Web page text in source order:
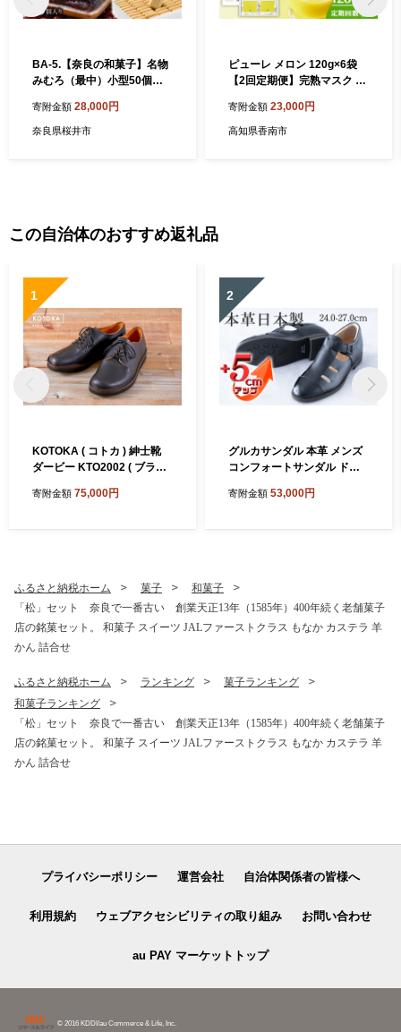
BA-5.【奈良の和菓子】名物
みむろ（最中）小型50個入
なか 最中 あずき 小豆 大納言
小豆 三諸 みむろ
寄附金額 28,000円
奈良県桜井市
ピューレ メロン 120g×6袋
【2回定期便】完熟マスク J
に採用 果物 くだもの フルー
ツ めろん 果汁100％ まるご
寄附金額 23,000円
高知県香南市
この自治体のおすすめ返礼品
1
KOTOKA ( コトカ ) 紳士靴
ダービー KTO2002 ( ブラッ
寄附金額 75,000円
2
グルカサンダル 本革 メンズ
コンフォートサンダル ドラ
ットシューズ 牛革 ソフトシ
寄附金額 53,000円
ふるさと納税ホーム 菓子
和菓子
「松」セット 奈良で一番古い 創業天正13年（1585年）400年続く老舗菓子
店の銘菓セット。 和菓子 スイーツ JALファーストクラス もなか カステラ 羊
かん 詰合せ
ふるさと納税ホーム ランキング
菓子ランキング
和菓子ランキング
「松」セット 奈良で一番古い 創業天正13年（1585年）400年続く老舗菓子
店の銘菓セット。 和菓子 スイーツ JALファーストクラス もなか カステラ 羊
かん 詰合せ
プライバシーポリシー 運営会社 自治体関係者の皆様へ
利用規約 ウェブアクセシビリティの取り組み お問い合わせ
au PAY マーケットトップ
© 2016 KDDI/au Commerce & Life, Inc.